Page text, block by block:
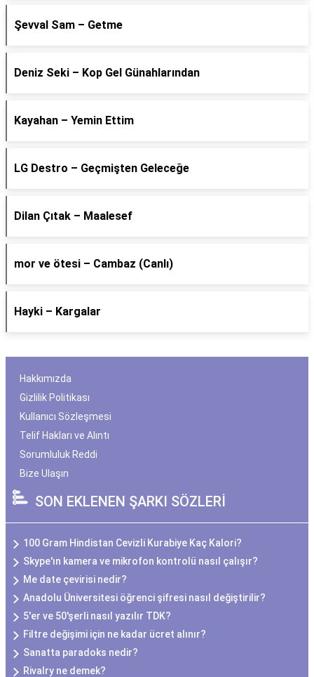
Şevval Sam – Getme
Deniz Seki – Kop Gel Günahlarından
Kayahan – Yemin Ettim
LG Destro – Geçmişten Geleceğe
Dilan Çıtak – Maalesef
​mor ve ötesi – Cambaz (Canlı)
Hayki – Kargalar
Hakkımızda
Gizlilik Politikası
Kullanıcı Sözleşmesi
Telif Hakları ve Alıntı
Sorumluluk Reddi
Bize Ulaşın
SON EKLENEN ŞARKI SÖZLERİ
100 Gram Hindistan Cevizli Kurabiye Kaç Kalori?
Skype'ın kamera ve mikrofon kontrolü nasıl çalışır?
Me date çevirisi nedir?
Anadolu Üniversitesi öğrenci şifresi nasıl değiştirilir?
5'er ve 50'şerli nasıl yazılır TDK?
Filtre değişimi için ne kadar ücret alınır?
Sanatta paradoks nedir?
Rivalry ne demek?